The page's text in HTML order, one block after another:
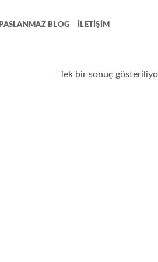
PASLANMAZ BLOG İLETIŞIM
Tek bir sonuç